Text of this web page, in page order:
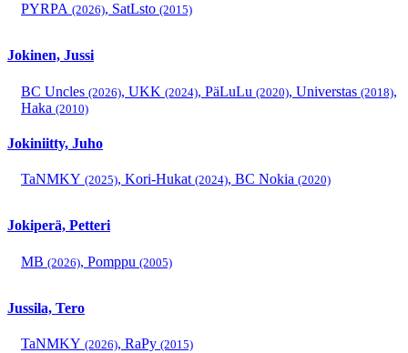
PYRPA (2026), SatLsto (2015)
Jokinen, Jussi
BC Uncles (2026), UKK (2024), PäLuLu (2020), Universtas (2018),
Haka (2010)
Jokiniitty, Juho
TaNMKY (2025), Kori-Hukat (2024), BC Nokia (2020)
Jokiperä, Petteri
MB (2026), Pomppu (2005)
Jussila, Tero
TaNMKY (2026), RaPy (2015)